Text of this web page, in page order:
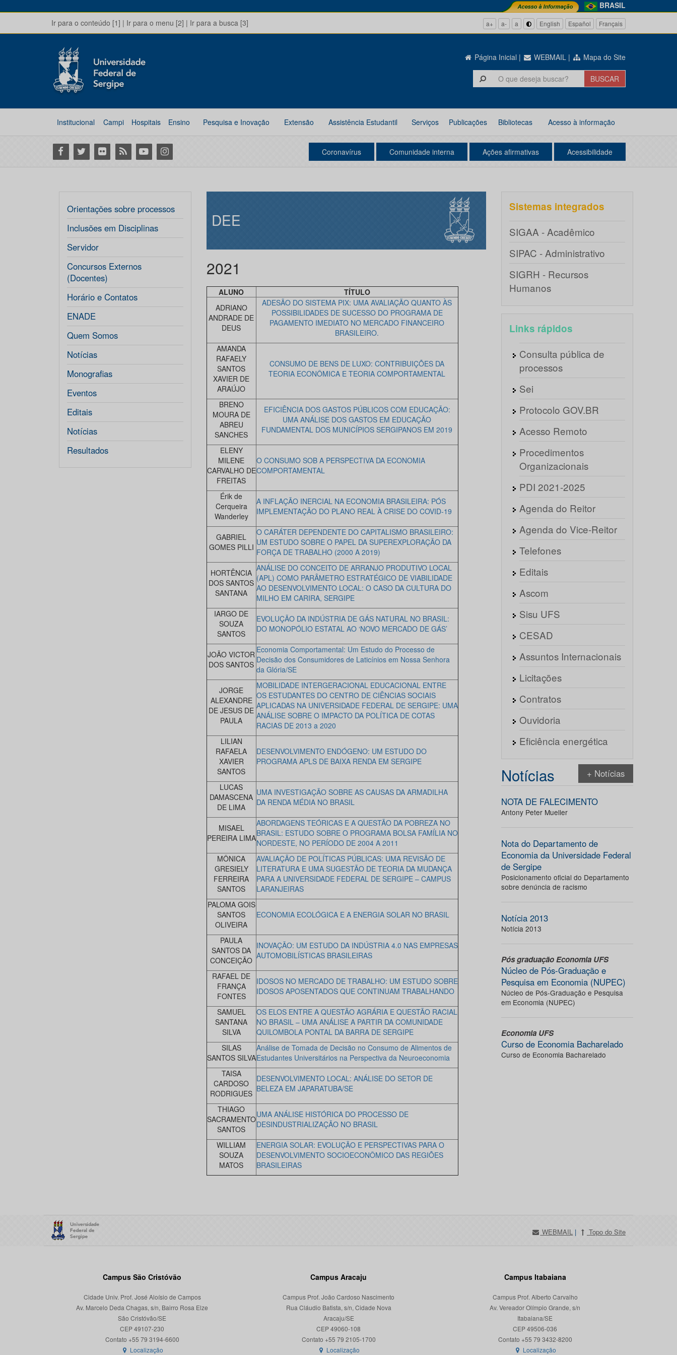
BRASIL
Ir para o conteúdo [1] | Ir para o menu [2] | Ir para a busca [3] a+ a- a English Español Français
Página Inicial | WEBMAIL | Mapa do Site
Institucional Campi Hospitais Ensino Pesquisa e Inovação Extensão Assistência Estudantil Serviços Publicações Bibliotecas Acesso à informação
Facebook
Twitter Flickr RSS YoutubeInstagram Coronavírus Comunidade interna Ações afirmativas Acessibilidade
Orientações sobre processos
Inclusões em Disciplinas
Servidor
Concursos Externos
(Docentes)
Horário e Contatos
ENADE
Quem Somos
Notícias
Monografias
Eventos
Editais
Notícias
Resultados
DEE
2021
ALUNO
TÍTULO
ADRIANO
ANDRADE DE
DEUS
ADESÃO DO SISTEMA PIX: UMA AVALIAÇÃO QUANTO ÀS
POSSIBILIDADES DE SUCESSO DO PROGRAMA DE
PAGAMENTO IMEDIATO NO MERCADO FINANCEIRO
BRASILEIRO.
AMANDA
RAFAELY
SANTOS
XAVIER DE
ARAÚJO
CONSUMO DE BENS DE LUXO: CONTRIBUIÇÕES DA
TEORIA ECONÔMICA E TEORIA COMPORTAMENTAL
BRENO
MOURA DE
ABREU
SANCHES
EFICIÊNCIA DOS GASTOS PÚBLICOS COM EDUCAÇÃO:
UMA ANÁLISE DOS GASTOS EM EDUCAÇÃO
FUNDAMENTAL DOS MUNICÍPIOS SERGIPANOS EM 2019
ELENY
MILENE
CARVALHO DE
FREITAS
O CONSUMO SOB A PERSPECTIVA DA ECONOMIA
COMPORTAMENTAL
Érik de
Cerqueira
Wanderley
A INFLAÇÃO INERCIAL NA ECONOMIA BRASILEIRA: PÓS
IMPLEMENTAÇÃO DO PLANO REAL À CRISE DO COVID-19
GABRIEL
GOMES PILLI
O CARÁTER DEPENDENTE DO CAPITALISMO BRASILEIRO:
UM ESTUDO SOBRE O PAPEL DA SUPEREXPLORAÇÃO DA
FORÇA DE TRABALHO (2000 A 2019)
HORTÊNCIA
DOS SANTOS
SANTANA
ANÁLISE DO CONCEITO DE ARRANJO PRODUTIVO LOCAL
(APL) COMO PARÂMETRO ESTRATÉGICO DE VIABILIDADE
AO DESENVOLVIMENTO LOCAL: O CASO DA CULTURA DO
MILHO EM CARIRA, SERGIPE
IARGO DE
SOUZA
SANTOS
EVOLUÇÃO DA INDÚSTRIA DE GÁS NATURAL NO BRASIL:
DO MONOPÓLIO ESTATAL AO ‘NOVO MERCADO DE GÁS’
JOÃO VICTOR
DOS SANTOS
Economia Comportamental: Um Estudo do Processo de
Decisão dos Consumidores de Laticínios em Nossa Senhora
da Glória/SE
JORGE
ALEXANDRE
DE JESUS DE
PAULA
MOBILIDADE INTERGERACIONAL EDUCACIONAL ENTRE
OS ESTUDANTES DO CENTRO DE CIÊNCIAS SOCIAIS
APLICADAS NA UNIVERSIDADE FEDERAL DE SERGIPE: UMA
ANÁLISE SOBRE O IMPACTO DA POLÍTICA DE COTAS
RACIAS DE 2013 a 2020
LILIAN
RAFAELA
XAVIER
SANTOS
DESENVOLVIMENTO ENDÓGENO: UM ESTUDO DO
PROGRAMA APLS DE BAIXA RENDA EM SERGIPE
LUCAS
DAMASCENA
DE LIMA
UMA INVESTIGAÇÃO SOBRE AS CAUSAS DA ARMADILHA
DA RENDA MÉDIA NO BRASIL
MISAEL
PEREIRA LIMA
ABORDAGENS TEÓRICAS E A QUESTÃO DA POBREZA NO
BRASIL: ESTUDO SOBRE O PROGRAMA BOLSA FAMÍLIA NO
NORDESTE, NO PERÍODO DE 2004 A 2011
MÔNICA
GRESIELY
FERREIRA
SANTOS
AVALIAÇÃO DE POLÍTICAS PÚBLICAS: UMA REVISÃO DE
LITERATURA E UMA SUGESTÃO DE TEORIA DA MUDANÇA
PARA A UNIVERSIDADE FEDERAL DE SERGIPE – CAMPUS
LARANJEIRAS
PALOMA GOIS
SANTOS
OLIVEIRA
ECONOMIA ECOLÓGICA E A ENERGIA SOLAR NO BRASIL
PAULA
SANTOS DA
CONCEIÇÃO
INOVAÇÃO: UM ESTUDO DA INDÚSTRIA 4.0 NAS EMPRESAS
AUTOMOBILÍSTICAS BRASILEIRAS
RAFAEL DE
FRANÇA
FONTES
IDOSOS NO MERCADO DE TRABALHO: UM ESTUDO SOBRE
IDOSOS APOSENTADOS QUE CONTINUAM TRABALHANDO
SAMUEL
SANTANA
SILVA
OS ELOS ENTRE A QUESTÃO AGRÁRIA E QUESTÃO RACIAL
NO BRASIL – UMA ANÁLISE A PARTIR DA COMUNIDADE
QUILOMBOLA PONTAL DA BARRA DE SERGIPE
SILAS
SANTOS SILVA
Análise de Tomada de Decisão no Consumo de Alimentos de
Estudantes Universitários na Perspectiva da Neuroeconomia
TAISA
CARDOSO
RODRIGUES
DESENVOLVIMENTO LOCAL: ANÁLISE DO SETOR DE
BELEZA EM JAPARATUBA/SE
THIAGO
SACRAMENTO
SANTOS
UMA ANÁLISE HISTÓRICA DO PROCESSO DE
DESINDUSTRIALIZAÇÃO NO BRASIL
WILLIAM
SOUZA
MATOS
ENERGIA SOLAR: EVOLUÇÃO E PERSPECTIVAS PARA O
DESENVOLVIMENTO SOCIOECONÔMICO DAS REGIÕES
BRASILEIRAS
Sistemas integrados
SIGAA - Acadêmico
SIPAC - Administrativo
SIGRH - Recursos
Humanos
Links rápidos
Consulta pública de
processos
Sei
Protocolo GOV.BR
Acesso Remoto
Procedimentos
Organizacionais
PDI 2021-2025
Agenda do Reitor
Agenda do Vice-Reitor
Telefones
Editais
Ascom
Sisu UFS
CESAD
Assuntos Internacionais
Licitações
Contratos
Ouvidoria
Eficiência energética
Notícias + Notícias
NOTA DE FALECIMENTO
Antony Peter Mueller
Nota do Departamento de
Economia da Universidade Federal
de Sergipe
Posicionamento oficial do Departamento
sobre denúncia de racismo
Notícia 2013
Notícia 2013
Pós graduação Economia UFS
Núcleo de Pós-Graduação e
Pesquisa em Economia (NUPEC)
Núcleo de Pós-Graduação e Pesquisa
em Economia (NUPEC)
Economia UFS
Curso de Economia Bacharelado
Curso de Economia Bacharelado
WEBMAIL | Topo do Site
Campus São Cristóvão
Cidade Univ. Prof. José Aloísio de Campos
Av. Marcelo Deda Chagas, s/n, Bairro Rosa Elze
São Cristóvão/SE
CEP 49107-230
Localização
Campus Aracaju
Campus Prof. João Cardoso Nascimento
Rua Cláudio Batista, s/n, Cidade Nova
Aracaju/SE
CEP 49060-108
Localização
Campus Itabaiana
Campus Prof. Alberto Carvalho
Av. Vereador Olímpio Grande, s/n
Itabaiana/SE
CEP 49506-036
Localização